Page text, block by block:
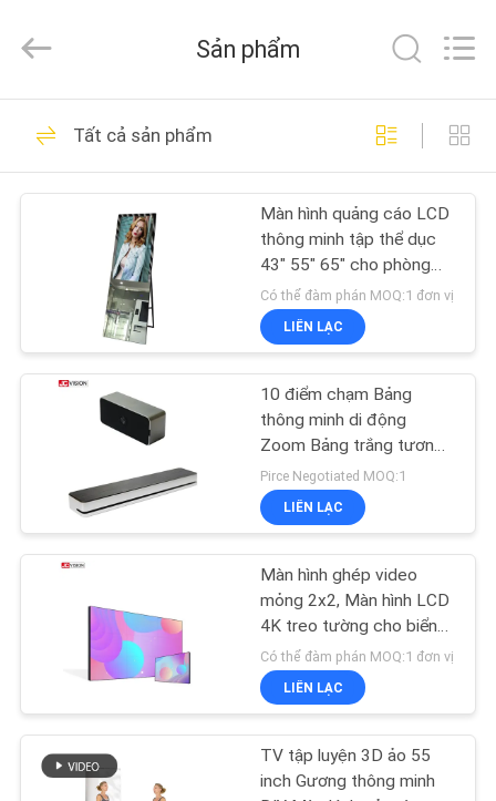
NHÀ
SẢN
CHÚNG
TÔI
QUAN
MÁY
LƯỢNG
Shenzhen
Junction
Co.,
Màn hình biển số
ngoài trời
40
màn hình hiển thị
biển báo kỹ thuật số
trong nhà
105
Màn hình treo tường
video LCD
32
Sản phẩm
Tất cả sản phẩm
Màn hình quảng cáo LCD
thông minh tập thể dục
43" 55" 65" cho phòng
tập
Có thể đàm phán MOQ:1 đơn vị
LIÊN LẠC
10 điểm chạm Bảng
thông minh di động
Zoom Bảng trắng tương
tác cho giáo dục
Pirce Negotiated MOQ:1
LIÊN LẠC
Màn hình ghép video
mỏng 2x2, Màn hình LCD
4K treo tường cho biển
hiệu kỹ thuật số trong
trung tâm thương mại
Có thể đàm phán MOQ:1 đơn vị
LIÊN LẠC
TV tập luyện 3D ảo 55
inch Gương thông minh